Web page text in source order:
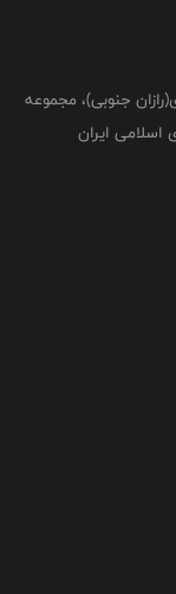
جنوبی)، مجموعه
ایران